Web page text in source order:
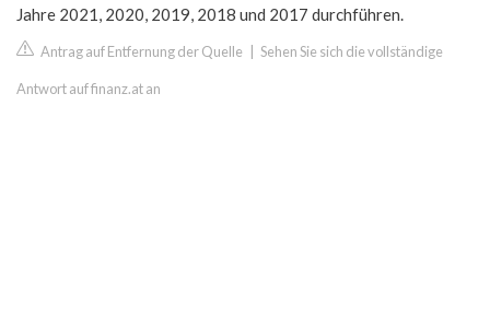
Jahre 2021, 2020, 2019, 2018 und 2017 durchführen.
Antrag auf Entfernung der Quelle Sehen Sie sich die vollständige
Antwort auf finanz.at an